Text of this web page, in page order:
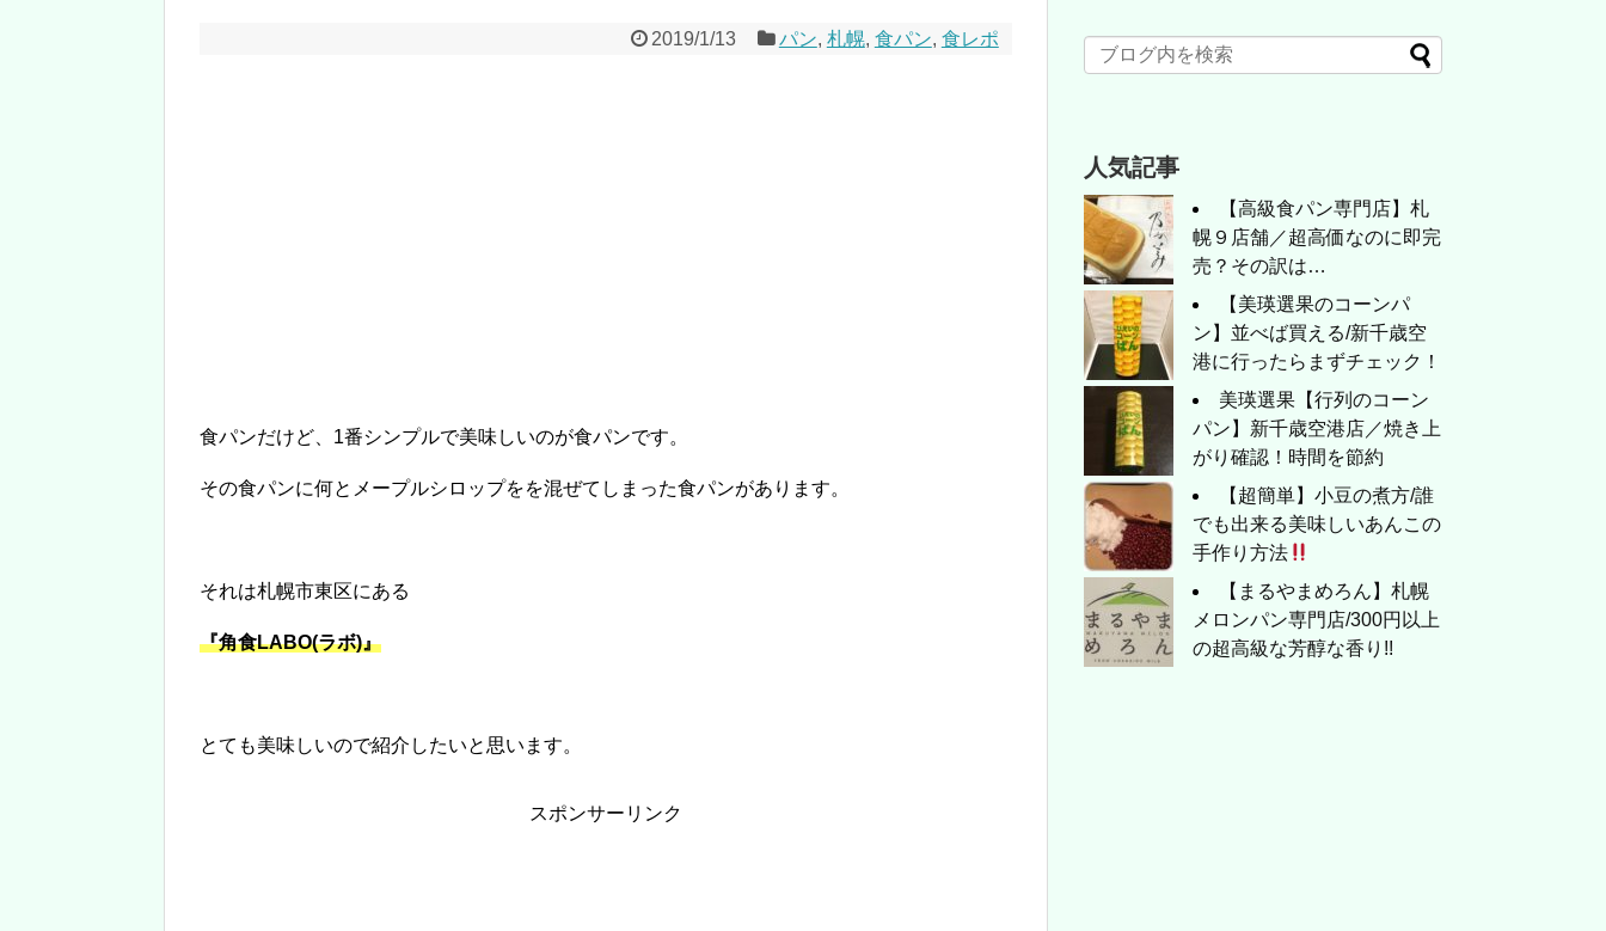
2019/1/13 パン, 札幌, 食パン, 食レポ
食パンだけど、1番シンプルで美味しいのが食パンです。
その食パンに何とメープルシロップをを混ぜてしまった食パンがあります。
それは札幌市東区にある
『角食LABO(ラボ)』
とても美味しいので紹介したいと思います。
スポンサーリンク
人気記事
【高級食パン専門店】札
幌９店舗／超高価なのに即完
売？その訳は…
【美瑛選果のコーンパ
ン】並べば買える/新千歳空
港に行ったらまずチェック！
美瑛選果【行列のコーン
パン】新千歳空港店／焼き上
がり確認！時間を節約
【超簡単】小豆の煮方/誰
でも出来る美味しいあんこの
手作り方法
【まるやまめろん】札幌
メロンパン専門店/300円以上
の超高級な芳醇な香り!!